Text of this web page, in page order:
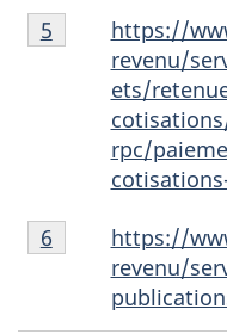
Notes
de
https://
revenu/
ets/
rpc/
Retour à la
5
Notes
de
https://
revenu/
Retour à la
6